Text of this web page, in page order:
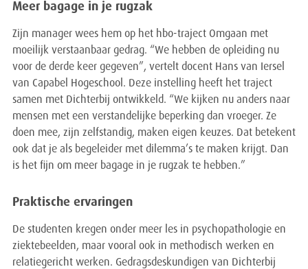
Meer bagage in je rugzak
Zijn manager wees hem op het hbo-traject Omgaan met
moeilijk verstaanbaar gedrag. “We hebben de opleiding nu
voor de derde keer gegeven”, vertelt docent Hans van Iersel
van Capabel Hogeschool. Deze instelling heeft het traject
samen met Dichterbij ontwikkeld. “We kijken nu anders naar
mensen met een verstandelijke beperking dan vroeger. Ze
doen mee, zijn zelfstandig, maken eigen keuzes. Dat betekent
ook dat je als begeleider met dilemma’s te maken krijgt. Dan
is het fijn om meer bagage in je rugzak te hebben.”
Praktische ervaringen
De studenten kregen onder meer les in psychopathologie en
ziektebeelden, maar vooral ook in methodisch werken en
relatiegericht werken. Gedragsdeskundigen van Dichterbij